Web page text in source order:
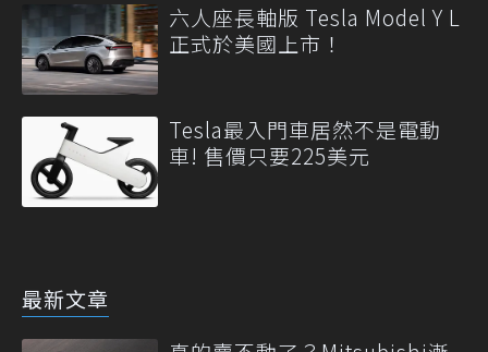
六人座長軸版 Tesla Model Y L
正式於美國上市！
Tesla最入門車居然不是電動
車! 售價只要225美元
最新文章